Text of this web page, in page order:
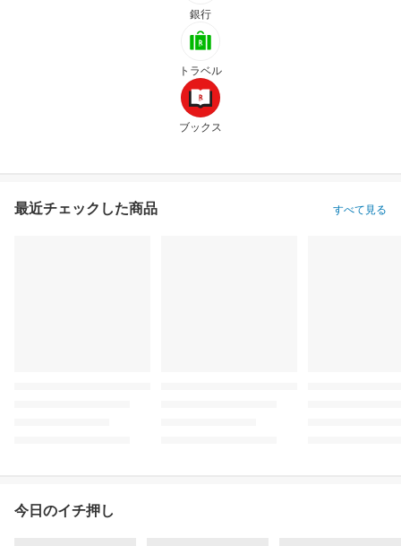
銀行
トラベル
ブックス
最近チェックした商品 すべて見る
今日のイチ押し